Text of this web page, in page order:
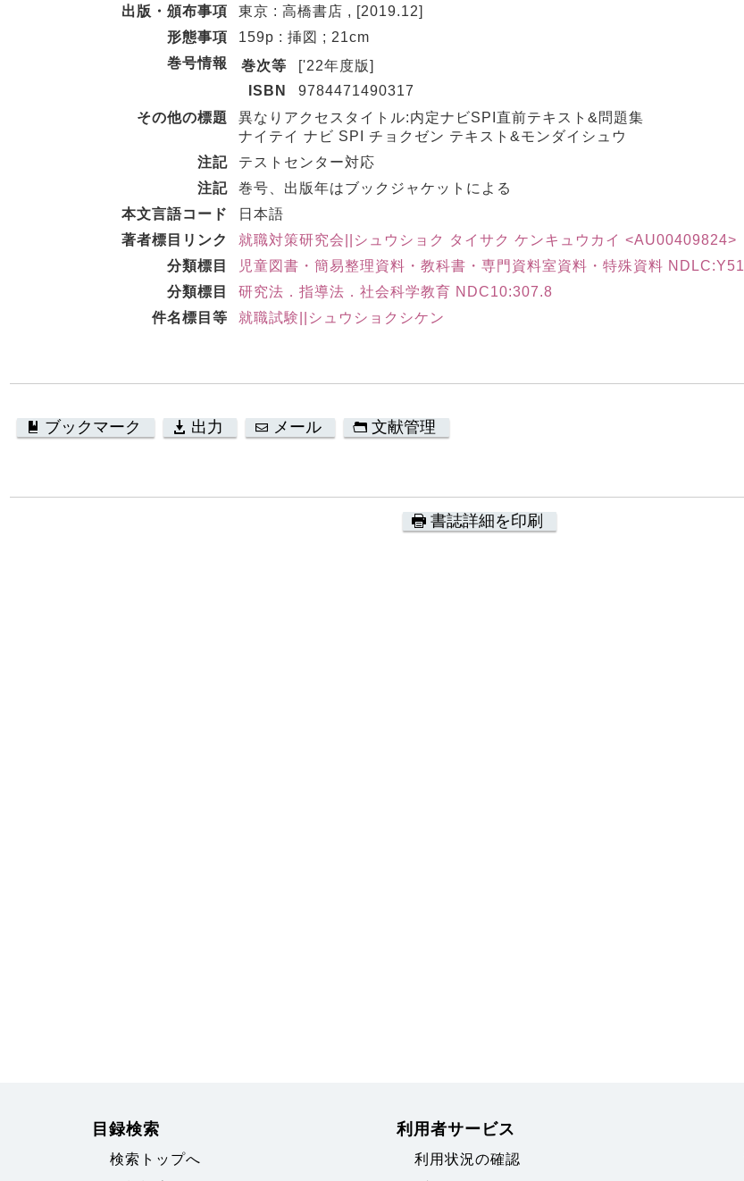
出版・頒布事項
東京 : 高橋書店 , [2019.12]
形態事項
159p : 挿図 ; 21cm
巻号情報
巻次等
['22年度版]
ISBN
9784471490317
その他の標題
異なりアクセスタイトル:内定ナビSPI直前テキスト&問題集
ナイテイ ナビ SPI チョクゼン テキスト&モンダイシュウ
注記
テストセンター対応
注記
巻号、出版年はブックジャケットによる
本文言語コード
日本語
著者標目リンク
就職対策研究会||シュウショク タイサク ケンキュウカイ <AU00409824>
分類標目
児童図書・簡易整理資料・教科書・専門資料室資料・特殊資料 NDLC:Y51
分類標目
研究法．指導法．社会科学教育 NDC10:307.8
件名標目等
就職試験||シュウショクシケン
ブックマーク 出力 メール 文献管理
書誌詳細を印刷
目録検索
検索トップへ
利用者サービス
利用状況の確認